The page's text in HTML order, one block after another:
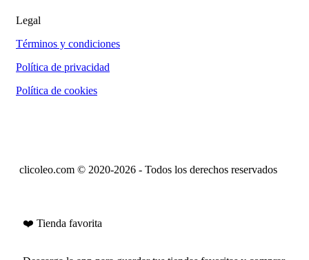
Legal
Términos y condiciones
Política de privacidad
Política de cookies
clicoleo.com © 2020-2026 - Todos los derechos reservados
❤️ Tienda favorita